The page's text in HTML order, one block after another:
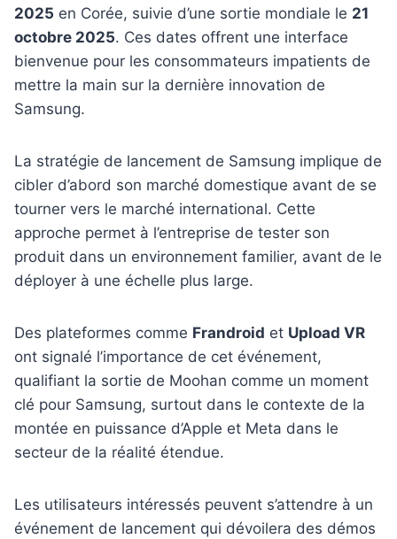
2025 en Corée, suivie d’une sortie mondiale le 21
octobre 2025. Ces dates offrent une interface
bienvenue pour les consommateurs impatients de
mettre la main sur la dernière innovation de
Samsung.
La stratégie de lancement de Samsung implique de
cibler d’abord son marché domestique avant de se
tourner vers le marché international. Cette
approche permet à l’entreprise de tester son
produit dans un environnement familier, avant de le
déployer à une échelle plus large.
Des plateformes comme Frandroid et Upload VR
ont signalé l’importance de cet événement,
qualifiant la sortie de Moohan comme un moment
clé pour Samsung, surtout dans le contexte de la
montée en puissance d’Apple et Meta dans le
secteur de la réalité étendue.
Les utilisateurs intéressés peuvent s’attendre à un
événement de lancement qui dévoilera des démos